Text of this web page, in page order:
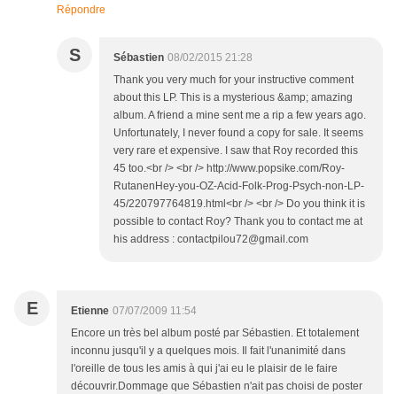
Répondre
S Sébastien 08/02/2015 21:28
Thank you very much for your instructive comment
about this LP. This is a mysterious &amp; amazing
album. A friend a mine sent me a rip a few years ago.
Unfortunately, I never found a copy for sale. It seems
very rare et expensive. I saw that Roy recorded this
45 too.<br /> <br /> http://www.popsike.com/Roy-
RutanenHey-you-OZ-Acid-Folk-Prog-Psych-non-LP-
45/220797764819.html<br /> <br /> Do you think it is
possible to contact Roy? Thank you to contact me at
his address : contactpilou72@gmail.com
E Etienne 07/07/2009 11:54
Encore un très bel album posté par Sébastien. Et totalement
inconnu jusqu'il y a quelques mois. Il fait l'unanimité dans
l'oreille de tous les amis à qui j'ai eu le plaisir de le faire
découvrir.Dommage que Sébastien n'ait pas choisi de poster